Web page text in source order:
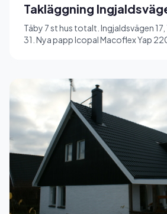
Takläggning
Täby 7 st hus totalt. Ingjaldsvägen 17,
31. Nya papp Icopal Macoflex Yap